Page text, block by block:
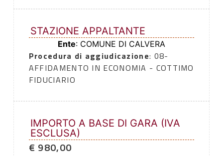
STAZIONE APPALTANTE
Ente: COMUNE DI CALVERA
Procedura di aggiudicazione: 08-
AFFIDAMENTO IN ECONOMIA - COTTIMO
FIDUCIARIO
IMPORTO A BASE DI GARA (IVA
ESCLUSA)
€ 980,00